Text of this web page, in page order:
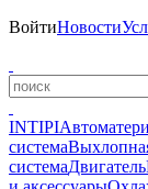
ВойтиНовости
INTIPI
система
системаДвигатель